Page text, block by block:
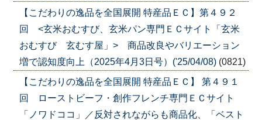
【こだわりの逸品を全国展開 特産品ＥＣ】第４９２
回 <玄米おむすび、玄米パン専門ＥＣサイト「玄米
おむすび 玄むす屋」> 商品改良やバリエーション
増で認知度向上（2025年4月3日号）('25/04/08) (0821)
【こだわりの逸品を全国展開 特産品ＥＣ】 第４９１
回 ローストビーフ・創作フレンチ専門ＥＣサイト
「ノワドココ」／反対されながらも商品化、「ベスト